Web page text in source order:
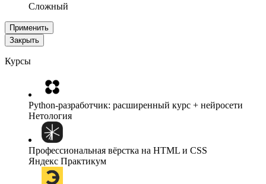
Сложный
Применить
Закрыть
Курсы
Python-разработчик: расширенный курс + нейросети
Нетология
Профессиональная вёрстка на HTML и CSS
Яндекс Практикум